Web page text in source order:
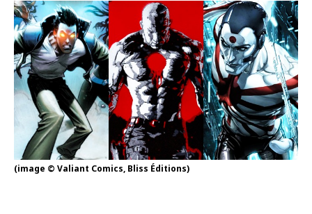
(image © Valiant Comics, Bliss Éditions)